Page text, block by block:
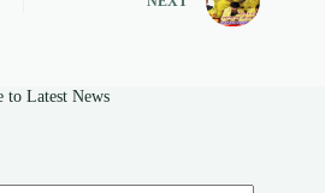
to Latest News